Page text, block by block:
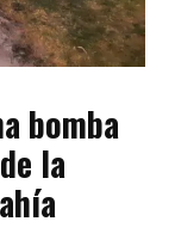
bomba
la